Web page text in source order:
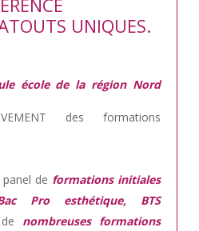
UNIQUES.
école de la région Nord
de formations initiales
Pro esthétique, BTS
nombreuses formations